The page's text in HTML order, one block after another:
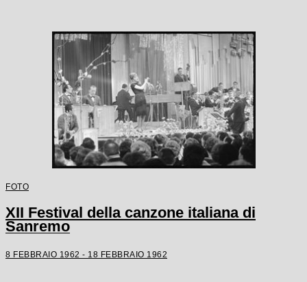
FOTO
XII Festival della canzone italiana di
Sanremo
8 FEBBRAIO 1962 - 18 FEBBRAIO 1962